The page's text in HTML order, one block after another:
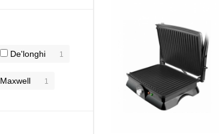
De'longhi 1
Maxwell 1